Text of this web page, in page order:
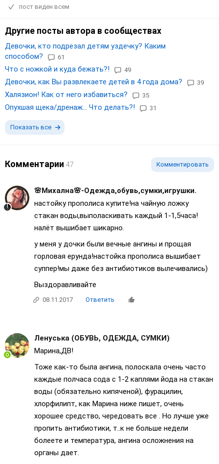
пост виден всем
Другие посты автора в сообществах
Девочки, кто подрезал детям уздечку? Каким
способом?
61
Что с ножкой и куда бежать?! 49
Девочки, как Вы развлекаете детей в 4 года дома? 39
Халязион! Как от него избавиться? 35
Опухшая щека/дренаж... Что делать?! 31
Показать все
Комментарии 47 Комментировать
🌸Михална🌸-Одежда,обувь,сумки,игрушки.
настойку прополиса купите!на чайную ложку
стакан воды,выполаскивать каждый 1-1,5часа!
налёт вышибает шикарно.
у меня у дочки были вечные ангины и прощая
горловая ерунда!настойка прополиса вышибает
суппер!мы даже без антибиотиков вылечивались)
Выздоравливайте
08.11.2017 Ответить
Ленуська (ОБУВЬ, ОДЕЖДА, СУМКИ)
Марина,ДВ!
Тоже как-то была ангина, полоскала очень часто
каждые полчаса сода с 1-2 каплями йода на стакан
воды (обязательно кипяченой), фурацилин,
хлорфилипт, как Марина ниже пишет, очень
хорошее средство, чередовать все . Но лучше уже
пропить антибиотики, т..к не больше недели
болеете и температура, ангина осложнения на
органы дает.